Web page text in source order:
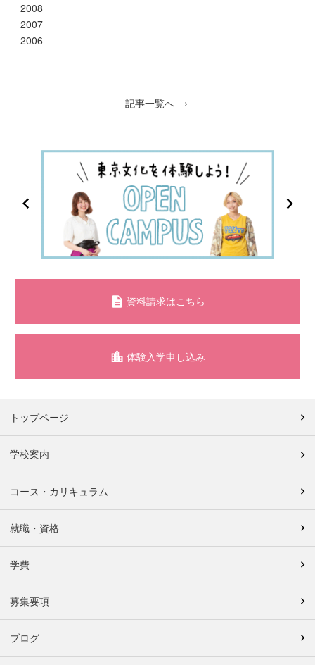
2008
2007
2006
記事一覧へ
資料請求はこちら
体験入学申し込み
トップページ
学校案内
コース・カリキュラム
就職・資格
学費
募集要項
ブログ